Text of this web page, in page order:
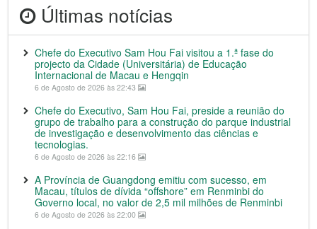
Últimas notícias
Chefe do Executivo Sam Hou Fai visitou a 1.ª fase do
projecto da Cidade (Universitária) de Educação
Internacional de Macau e Hengqin
6 de Agosto de 2026 às 22:43
Chefe do Executivo, Sam Hou Fai, preside a reunião do
grupo de trabalho para a construção do parque industrial
de investigação e desenvolvimento das ciências e
tecnologias.
6 de Agosto de 2026 às 22:16
A Província de Guangdong emitiu com sucesso, em
Macau, títulos de dívida “offshore” em Renminbi do
Governo local, no valor de 2,5 mil milhões de Renminbi
6 de Agosto de 2026 às 22:00